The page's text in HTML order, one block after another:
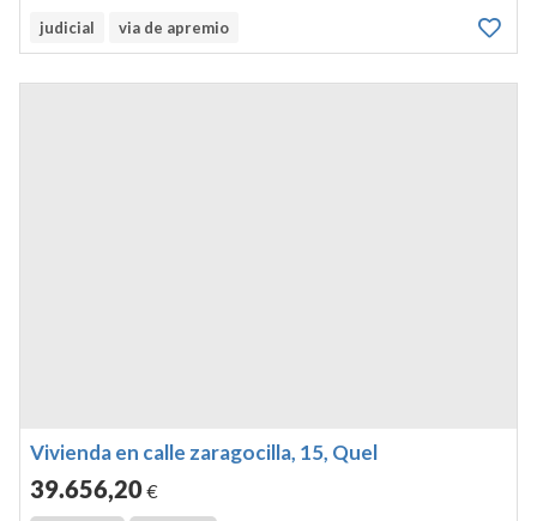
parte de edificio sito en logroño, calle belchite número 24.
judicial via de apremio
Vivienda en calle zaragocilla, 15, Quel
39.656,20€